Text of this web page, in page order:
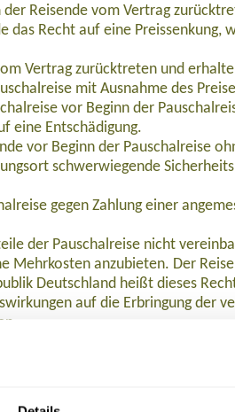
(EUES207)
Reisende vom Vertrag
Recht auf eine Preissenkung,
Vertrag zurücktreten und
mit Ausnahme des
vor Beginn der
eine Entschädigung.
vor Beginn der Pauschalreise
schwerwiegende
gegen Zahlung einer
der Pauschalreise nicht
Mehrkosten anzubieten. Der
Deutschland heißt dieses
auf die Erbringung der
Schadenersatz, wenn die
sich in Schwierigkeiten
– des